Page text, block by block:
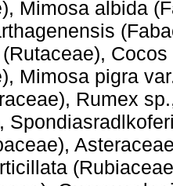
Mimosa albida
Mimosa pigra
Rumex